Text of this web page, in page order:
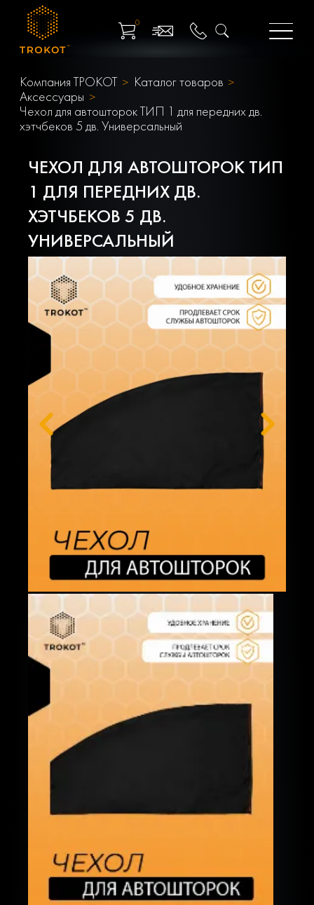
0
Компания ТРОКОТ
Каталог товаров
Аксессуары
Чехол для автошторок ТИП 1 для передних дв.
хэтчбеков 5 дв. Универсальный
ЧЕХОЛ ДЛЯ АВТОШТОРОК ТИП
1 ДЛЯ ПЕРЕДНИХ ДВ.
ХЭТЧБЕКОВ 5 ДВ.
УНИВЕРСАЛЬНЫЙ